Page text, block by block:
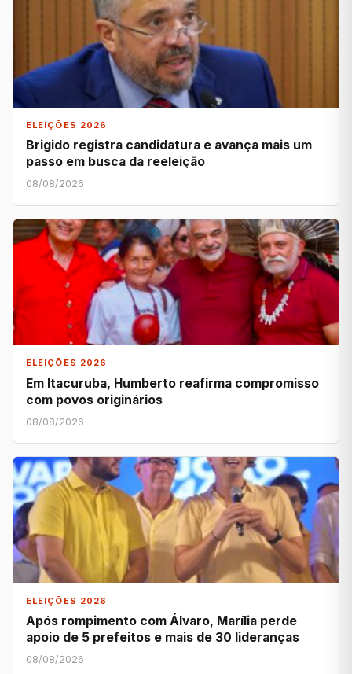
ELEIÇÕES 2026
Brigido registra candidatura e avança mais um
passo em busca da reeleição
08/08/2026
ELEIÇÕES 2026
Em Itacuruba, Humberto reafirma compromisso
com povos originários
08/08/2026
ELEIÇÕES 2026
Após rompimento com Álvaro, Marília perde
apoio de 5 prefeitos e mais de 30 lideranças
08/08/2026